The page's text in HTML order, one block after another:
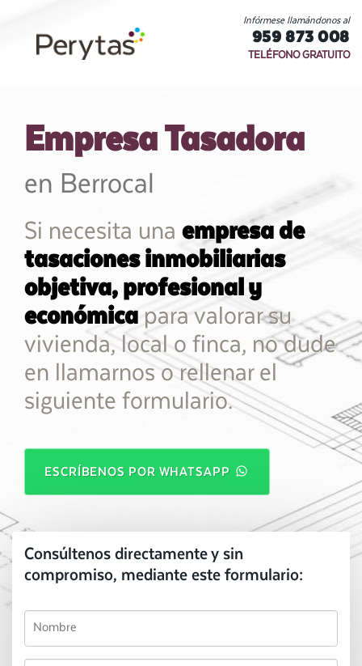
Infórmese llamándonos al
959 873 008
TELÉFONO GRATUITO
Empresa Tasadora
en Berrocal
Si necesita una empresa de
tasaciones inmobiliarias
objetiva, profesional y
económica para valorar su
vivienda, local o finca, no dude
en llamarnos o rellenar el
siguiente formulario.
ESCRÍBENOS POR WHATSAPP
Consúltenos directamente y sin
compromiso, mediante este formulario: